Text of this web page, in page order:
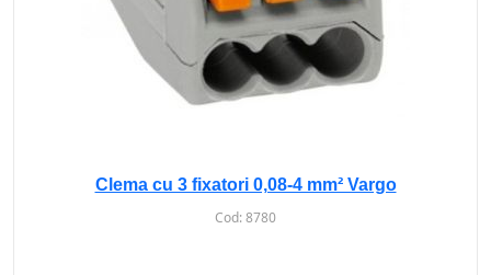
Clema cu 3 fixatori 0,08-4 mm² Vargo
Cod:8780